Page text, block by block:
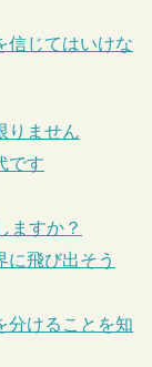
信じてはいけな
りません
です
ますか？
に飛び出そう
分けることを知